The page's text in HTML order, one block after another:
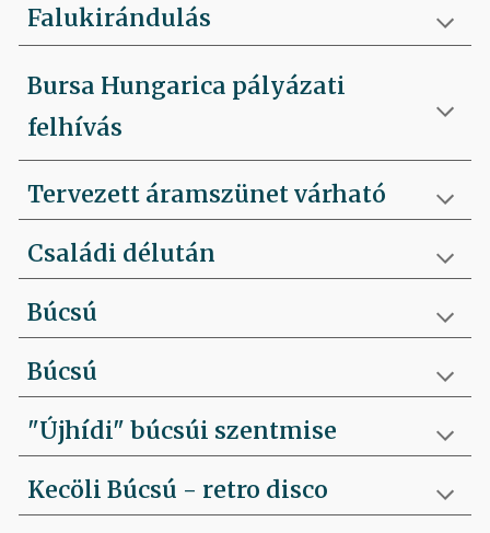
Falukirándulás
Bursa Hungarica pályázati
felhívás
Tervezett áramszünet várható
Családi délután
Búcsú
Búcsú
"Újhídi" búcsúi szentmise
Kecöli Búcsú - retro disco